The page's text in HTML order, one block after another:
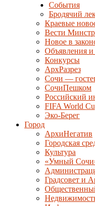
События
Бродячий
Краевые
Вести
Новое в
Объявления
Конкурсы
АрхРазрез
Сочи —
СочиПешком
Российский
FIFA World
Эко-Берег
Город
АрхиНегатив
Городская
Культура
«Умный
Градсовет и